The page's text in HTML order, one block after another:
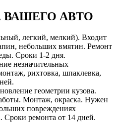
АВТО
легкий, мелкий). Входит
небольших вмятин. Ремонт
Сроки 1-2 дня.
незначительных
рихтовка, шпаклевка,
геометрии кузова.
Монтаж, окраска. Нужен
повреждениях
Сроки ремонта от 14 дней.